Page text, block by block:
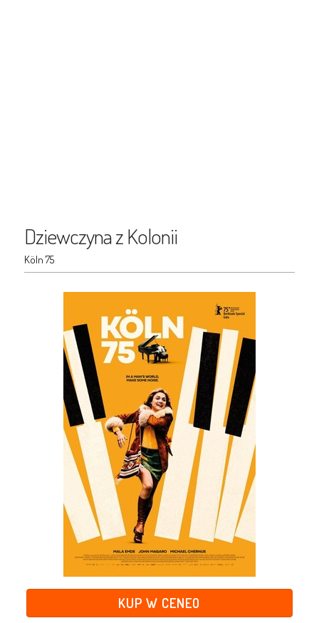
Dziewczyna z Kolonii
Köln 75
KUP W CENEO